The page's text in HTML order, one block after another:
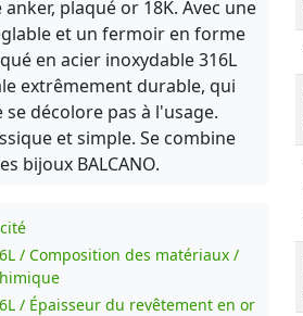
plaqué or 18K. Avec une
et un fermoir en forme
en acier inoxydable 316L
extrêmement durable, qui
se décolore pas à l'usage.
et simple. Se combine
bijoux BALCANO.
/ Composition des matériaux /
/ Épaisseur du revêtement en or